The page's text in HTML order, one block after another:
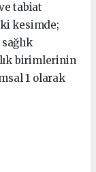
tabiat
kesimde;
birimlerinin
1 olarak